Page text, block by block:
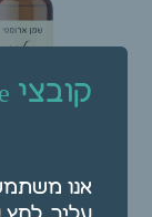
סנדלווד 10 מ"ל
קובצי Cookie